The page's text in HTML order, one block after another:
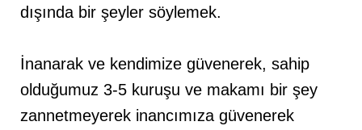
dışında bir şeyler söylemek.
İnanarak ve kendimize güvenerek, sahip
olduğumuz 3-5 kuruşu ve makamı bir şey
zannetmeyerek inancımıza güvenerek